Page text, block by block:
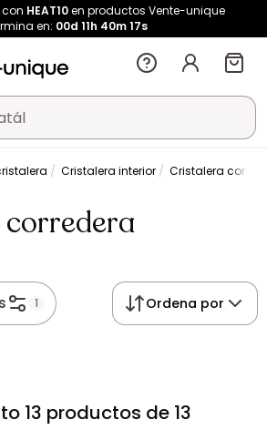
con HEAT10en productos Vente-unique
en: 00d 11h 40m 17s
Cristalera interior Cristalera
1 Ordena por
13 productos de 13